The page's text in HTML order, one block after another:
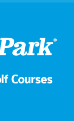
Courses